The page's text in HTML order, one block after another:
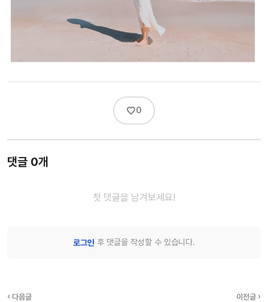
♡0
댓글 0개
첫 댓글을 남겨보세요!
로그인 후 댓글을 작성할 수 있습니다.
‹ 다음글 이전글 ›